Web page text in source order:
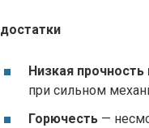
Низкая прочность
при сильном
Горючесть —